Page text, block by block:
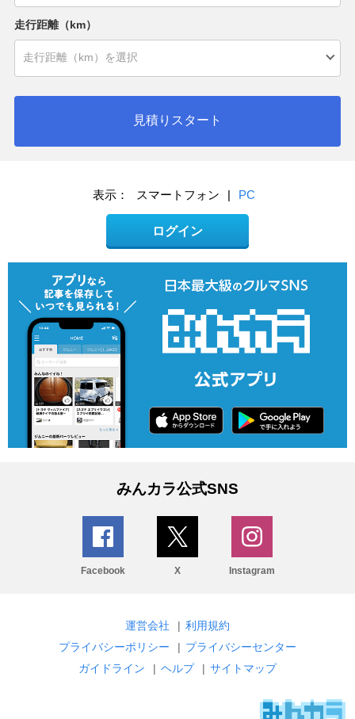
走行距離（km）
見積りスタート
表示： スマートフォン | PC
ログイン
みんカラ公式SNS
Facebook X Instagram
運営会社 | 利用規約
プライバシーポリシー
| プライバシーセンター
ガイドライン
| ヘルプ | サイトマップ